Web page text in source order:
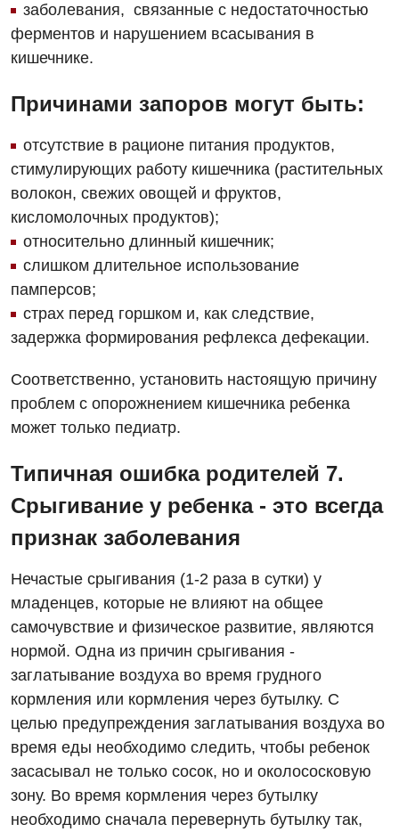
заболевания, связанные с недостаточностью
ферментов и нарушением всасывания в
кишечнике.
Причинами запоров могут быть:
отсутствие в рационе питания продуктов,
стимулирующих работу кишечника (растительных
волокон, свежих овощей и фруктов,
кисломолочных продуктов);
относительно длинный кишечник;
слишком длительное использование
памперсов;
страх перед горшком и, как следствие,
задержка формирования рефлекса дефекации.
Соответственно, установить настоящую причину
проблем с опорожнением кишечника ребенка
может только педиатр.
Типичная ошибка родителей 7.
Срыгивание у ребенка - это всегда
признак заболевания
Нечастые срыгивания (1-2 раза в сутки) у
младенцев, которые не влияют на общее
самочувствие и физическое развитие, являются
нормой. Одна из причин срыгивания -
заглатывание воздуха во время грудного
кормления или кормления через бутылку. С
целью предупреждения заглатывания воздуха во
время еды необходимо следить, чтобы ребенок
засасывал не только сосок, но и околососковую
зону. Во время кормления через бутылку
необходимо сначала перевернуть бутылку так,